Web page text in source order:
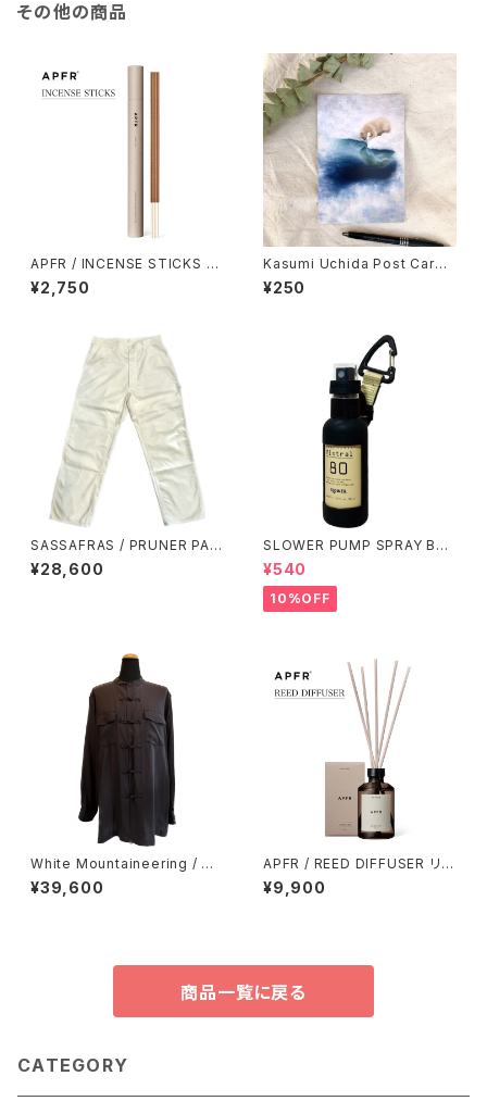
その他の商品
APFR / INCENSE STICKS イ
ンセンススティックス
¥2,750
Kasumi Uchida Post Card
(Polar Bear)
¥250
SASSAFRAS / PRUNER PAN
TS
¥28,600
SLOWER PUMP SPRAY BO
TTLE / サンド
¥540
10%OFF
White Mountaineering / CH
INA SHIRT
¥39,600
APFR / REED DIFFUSER リー
ドディフューザー
¥9,900
商品一覧に戻る
CATEGORY